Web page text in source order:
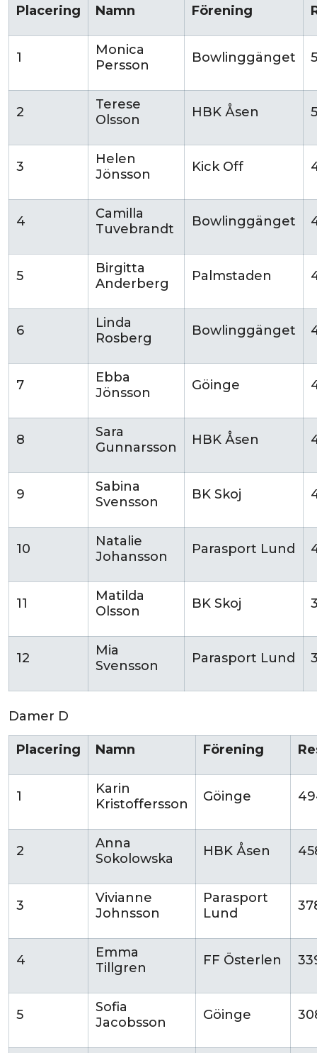
Placering Namn Förening
1
Monica
Persson
Bowlinggänget
2
Terese
Olsson
HBK Åsen
3
Helen
Jönsson
Kick Off
4
Camilla
Tuvebrandt
Bowlinggänget
5
Birgitta
Anderberg
Palmstaden
6
Linda
Rosberg
Bowlinggänget
7
Ebba
Jönsson
Göinge
8
Sara
Gunnarsson
HBK Åsen
9
Sabina
Svensson
BK Skoj
10
Natalie
Johansson
Parasport Lund
11
Matilda
Olsson
BK Skoj
12
Mia
Svensson
Parasport Lund
Damer D
Placering Namn Förening
1
Karin
Kristoffersson
Göinge
2
Anna
Sokolowska
HBK Åsen
3
Vivianne
Johnsson
Parasport
Lund
4
Emma
Tillgren
FF Österlen
5
Sofia
Jacobsson
Göinge